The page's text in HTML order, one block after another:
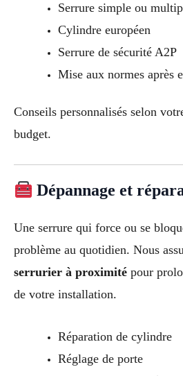
Serrure simple ou
Cylindre européen
Serrure de sécurité A2P
Mise aux normes après
Conseils personnalisés selon
budget.
Dépannage et
Une serrure qui force ou se
problème au quotidien. Nous
serrurier à proximité pour
de votre installation.
Réparation de cylindre
Réglage de porte